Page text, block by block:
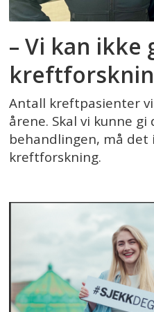
– Vi kan ikke
Antall kreftpasienter
årene. Skal vi kunne gi
behandlingen, må det
kreftforskning.